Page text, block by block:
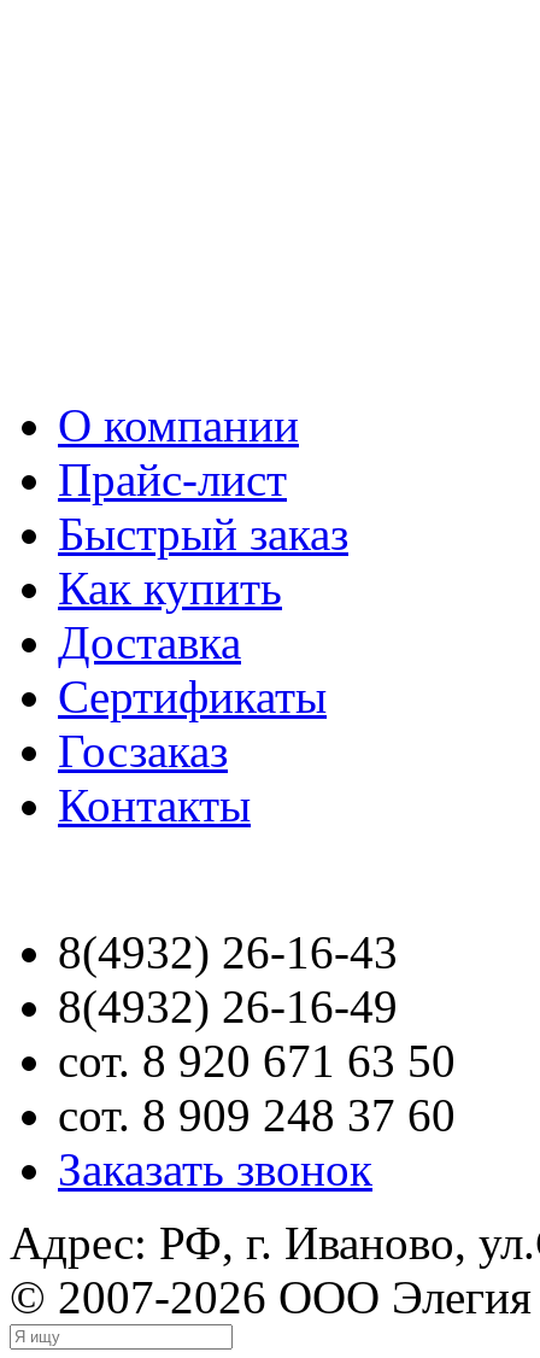
О компании
Прайс-лист
Быстрый заказ
Как купить
Доставка
Сертификаты
Госзаказ
Контакты
8(4932) 26-16-43
8(4932) 26-16-49
сот. 8 920 671 63 50
сот. 8 909 248 37 60
Заказать звонок
Адрес: РФ, г. Иваново,
© 2007-2026 ООО Элегия